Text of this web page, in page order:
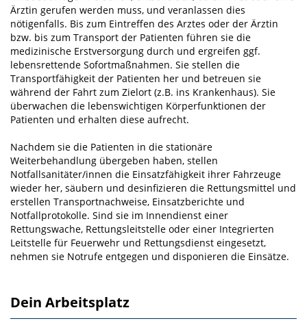
Ärztin gerufen werden muss, und veranlassen dies
nötigenfalls. Bis zum Eintreffen des Arztes oder der Ärztin
bzw. bis zum Transport der Patienten führen sie die
medizinische Erstversorgung durch und ergreifen ggf.
lebensrettende Sofortmaßnahmen. Sie stellen die
Transportfähigkeit der Patienten her und betreuen sie
während der Fahrt zum Zielort (z.B. ins Krankenhaus). Sie
überwachen die lebenswichtigen Körperfunktionen der
Patienten und erhalten diese aufrecht.
Nachdem sie die Patienten in die stationäre
Weiterbehandlung übergeben haben, stellen
Notfallsanitäter/innen die Einsatzfähigkeit ihrer Fahrzeuge
wieder her, säubern und desinfizieren die Rettungsmittel und
erstellen Transportnachweise, Einsatzberichte und
Notfallprotokolle. Sind sie im Innendienst einer
Rettungswache, Rettungsleitstelle oder einer Integrierten
Leitstelle für Feuerwehr und Rettungsdienst eingesetzt,
nehmen sie Notrufe entgegen und disponieren die Einsätze.
Dein Arbeitsplatz